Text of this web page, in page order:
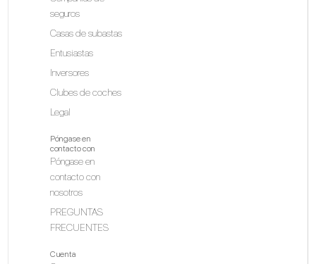
seguros
Casas de subastas
Entusiastas
Inversores
Clubes de coches
Legal
Póngase en
contacto con
Póngase en
contacto con
nosotros
PREGUNTAS
FRECUENTES
Cuenta